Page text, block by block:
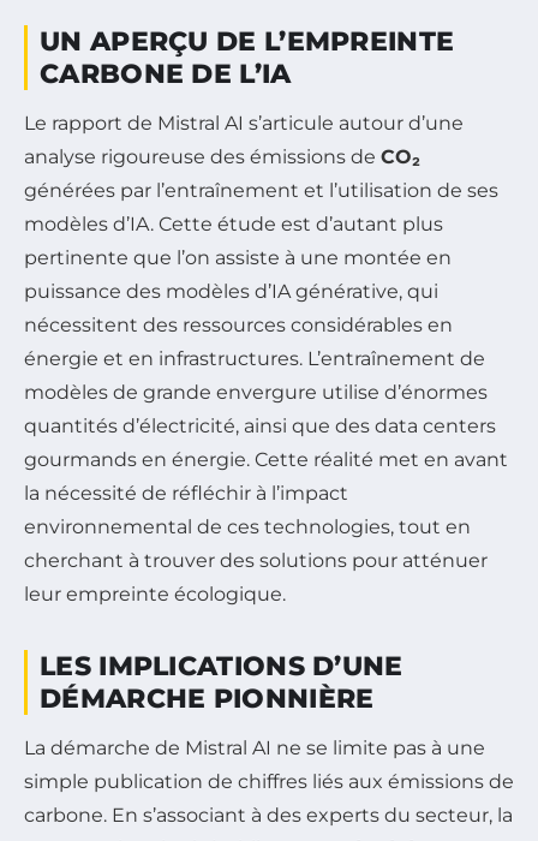
UN APERÇU DE L’EMPREINTE
CARBONE DE L’IA
Le rapport de Mistral AI s’articule autour d’une
analyse rigoureuse des émissions de CO₂
générées par l’entraînement et l’utilisation de ses
modèles d’IA. Cette étude est d’autant plus
pertinente que l’on assiste à une montée en
puissance des modèles d’IA générative, qui
nécessitent des ressources considérables en
énergie et en infrastructures. L’entraînement de
modèles de grande envergure utilise d’énormes
quantités d’électricité, ainsi que des data centers
gourmands en énergie. Cette réalité met en avant
la nécessité de réfléchir à l’impact
environnemental de ces technologies, tout en
cherchant à trouver des solutions pour atténuer
leur empreinte écologique.
LES IMPLICATIONS D’UNE
DÉMARCHE PIONNIÈRE
La démarche de Mistral AI ne se limite pas à une
simple publication de chiffres liés aux émissions de
carbone. En s’associant à des experts du secteur, la